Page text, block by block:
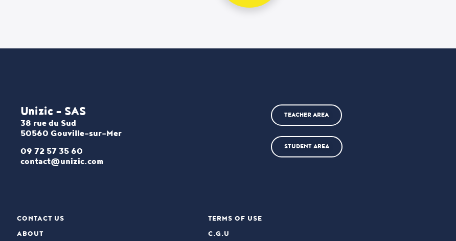
Unizic - SAS​
38 rue du Sud
50560 Gouville-sur-Mer
09 72 57 35 60
contact@unizic.com
TEACHER AREA
STUDENT AREA
CONTACT US
ABOUT
TERMS OF USE
C.G.U